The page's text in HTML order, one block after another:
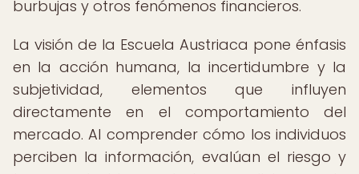
burbujas y otros fenómenos financieros.
La visión de la Escuela Austriaca pone énfasis
en la acción humana, la incertidumbre y la
subjetividad, elementos que influyen
directamente en el comportamiento del
mercado. Al comprender cómo los individuos
perciben la información, evalúan el riesgo y